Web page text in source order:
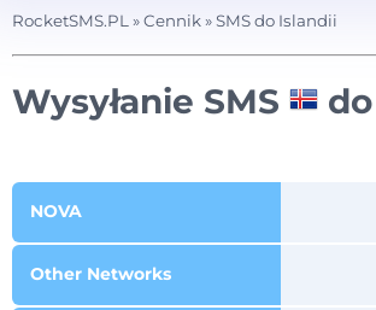
RocketSMS.PL »Cennik»SMS do Islandii
Wysyłanie SMS
NOVA
Other Networks